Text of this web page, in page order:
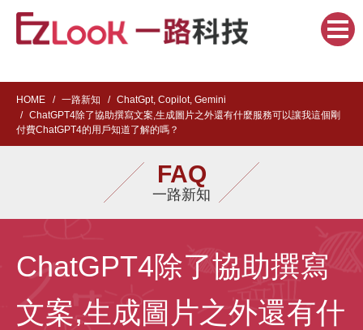
HOME 一路新知
ChatGpt, Copilot, Gemini
ChatGPT4除了協助撰寫文案,生成圖片之外還有什麼服務可以讓我這個剛
付費ChatGPT4的用戶知道了解的嗎？
FAQ
一路新知
ChatGPT4除了協助撰寫
文案,生成圖片之外還有什